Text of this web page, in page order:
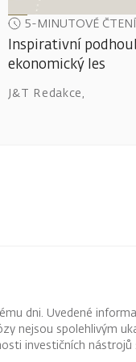
5-MINUTOVÉ ČTENÍ
Inspirativní
ekonomický les
J&T Redakce,
dni. Uvedené
nejsou spolehlivým
investičních